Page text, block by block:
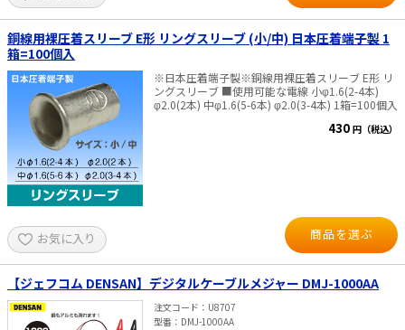
方式により全線心識別可能となっており、誤配線
の防止と共に、配線作業の効率アップも図れま
す。 ②耐雑音性 FCPEVはしゃへい付を標準として
おります。標準しゃへいは、アルミ箔張り付けポ
なっており、接地作業が容易です。標準しゃへい
の他に、銅テープしゃへいも製作可能です。 ③難
燃性・耐候性 難燃性を有する黒色ビニルシースを
銅線用裸圧着スリーブ E形 リングスリーブ (小/中) 日本圧着端子製 1
箱=100個入
※日本圧着端子製※銅線用裸圧着スリーブ E形 リ
ングスリーブ ■使用可能な電線 小φ1.6(2-4本)
φ2.0(2本) 中φ1.6(5-6本) φ2.0(3-4本) 1箱=100個入
430 円（税込）
お気に入り 商品を選ぶ
【ジェフコム DENSAN】デジタルケーブルメジャー DMJ-1000AA
注文コード
U8707
型番
DMJ-1000AA